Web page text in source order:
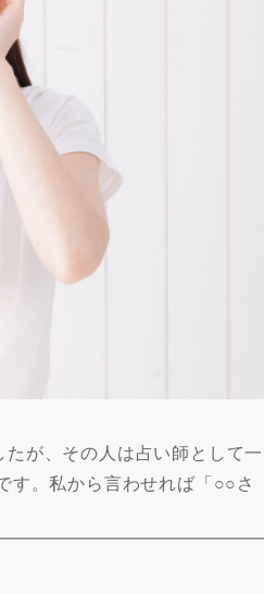
が、その人は占い師として一
す。私から言わせれば「○○さ